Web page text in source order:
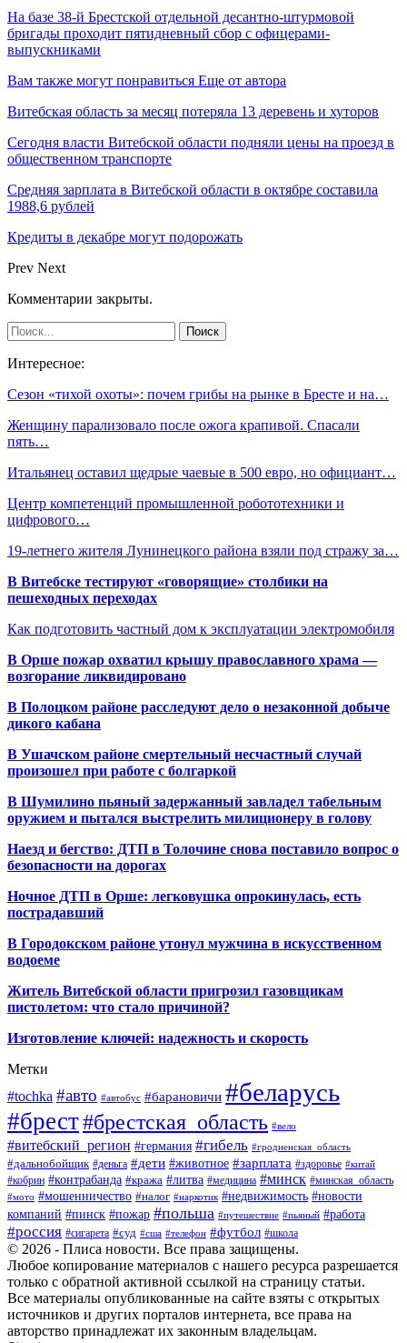
На базе 38-й Брестской отдельной десантно-штурмовой
бригады проходит пятидневный сбор с офицерами-
выпускниками
Вам также могут понравиться Еще от автора
Витебская область за месяц потеряла 13 деревень и хуторов
Сегодня власти Витебской области подняли цены на проезд в
общественном транспорте
Средняя зарплата в Витебской области в октябре составила
1988,6 рублей
Кредиты в декабре могут подорожать
Prev Next
Комментарии закрыты.
Интересное:
Сезон «тихой охоты»: почем грибы на рынке в Бресте и на…
Женщину парализовало после ожога крапивой. Спасали
пять…
Итальянец оставил щедрые чаевые в 500 евро, но официант…
Центр компетенций промышленной робототехники и
цифрового…
19-летнего жителя Лунинецкого района взяли под стражу за…
В Витебске тестируют «говорящие» столбики на
пешеходных переходах
Как подготовить частный дом к эксплуатации электромобиля
В Орше пожар охватил крышу православного храма —
возгорание ликвидировано
В Полоцком районе расследуют дело о незаконной добыче
дикого кабана
В Ушачском районе смертельный несчастный случай
произошел при работе с болгаркой
В Шумилино пьяный задержанный завладел табельным
оружием и пытался выстрелить милиционеру в голову
Наезд и бегство: ДТП в Толочине снова поставило вопрос о
безопасности на дорогах
Ночное ДТП в Орше: легковушка опрокинулась, есть
пострадавший
В Городокском районе утонул мужчина в искусственном
водоеме
Житель Витебской области пригрозил газовщикам
пистолетом: что стало причиной?
Изготовление ключей: надежность и скорость
Метки
#tochka #авто #автобус #барановичи #беларусь
#брест#брестская_область #вело
#витебский_регион #германия #гибель #гродненская_область
#дальнобойщик #деньга #дети #животное #зарплата #здоровье #китай
#кобрин #контрабанда #кража #литва #медицина #минск #минская_область
#мото #мошенничество #налог #наркотик #недвижимость #новости
компаний #пинск #пожар #польша #путешествие #пьяный #работа
#россия #сигарета #суд #сша #телефон #футбол #школа
© 2026 - Плиса новости. Все права защищены.
Любое копирование материалов с нашего ресурса разрешается
только с обратной активной ссылкой на страницу статьи.
Все материалы опубликованные на сайте взяты с открытых
источников и других порталов интернета, все права на
авторство принадлежат их законным владельцам.